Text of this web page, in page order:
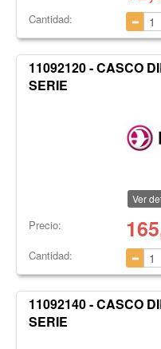
Cantidad:
11092120 - CASCO
SERIE
Ver
Precio:
Cantidad:
11092140 - CASCO
SERIE